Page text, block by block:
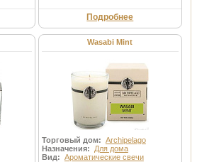
Подробнее
Wasabi Mint
Торговый дом: Archipelago
Назначения: Для дома
Вид: Ароматические свечи